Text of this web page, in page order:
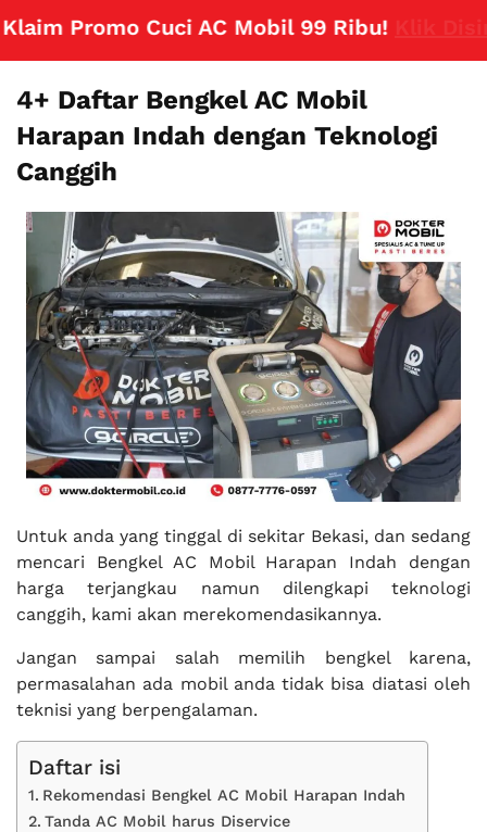
Promo Cuci AC Mobil 99 Ribu!Klik Disini
4+ Daftar Bengkel AC Mobil
Harapan Indah dengan Teknologi
Canggih
Untuk anda yang tinggal di sekitar Bekasi, dan sedang
mencari Bengkel AC Mobil Harapan Indah dengan
harga terjangkau namun dilengkapi teknologi
canggih, kami akan merekomendasikannya.
Jangan sampai salah memilih bengkel karena,
permasalahan ada mobil anda tidak bisa diatasi oleh
teknisi yang berpengalaman.
Daftar isi
Rekomendasi Bengkel AC Mobil Harapan Indah
Tanda AC Mobil harus Diservice